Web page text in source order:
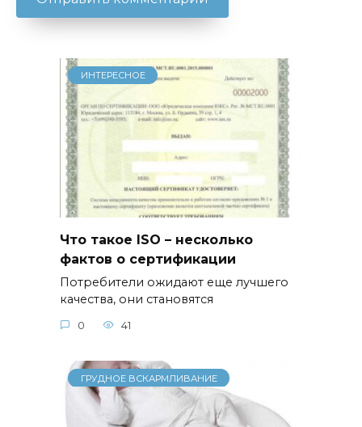
ИНТЕРЕСНОЕ
Что такое ISO – несколько
фактов о сертификации
Потребители ожидают еще лучшего
качества, они становятся
0 41
ГРУДНОЕ ВСКАРМЛИВАНИЕ